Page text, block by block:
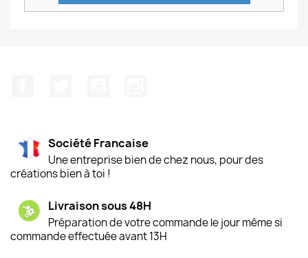
Société Francaise
Une entreprise bien de chez nous, pour des
créations bien à toi !
Livraison sous 48H
Préparation de votre commande le jour même si
commande effectuée avant 13H